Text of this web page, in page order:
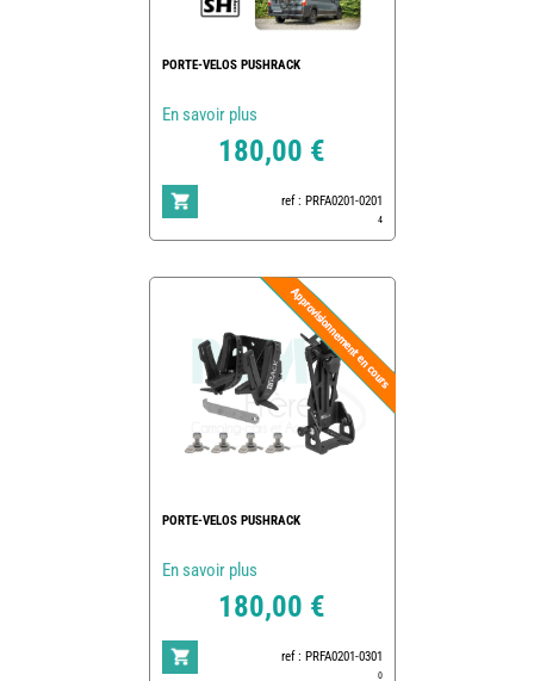
PORTE-VELOS PUSHRACK
En savoir plus
180,00 €
ref : PRFA0201-0201
4
PORTE-VELOS PUSHRACK
En savoir plus
180,00 €
ref : PRFA0201-0301
0